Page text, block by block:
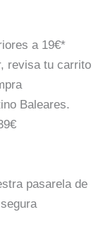
a 19€*
revisa tu carrito
Baleares.
pasarela de